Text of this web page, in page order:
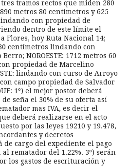
tramos rectos que miden 280
metros 80 centímetros y 625
con propiedad de
dentro de este límite el
Flores, hoy Ruta Nacional 14;
30 centímetros lindando con
NOROESTE: 1712 metros 60
propiedad de Marcelino
lindando con curso de Arroyo
campo propiedad de Salvador
1º) el mejor postor deberá
seña el 30% de su oferta así
mas IVA, es decir el
deberá realizarse en el acto
por las leyes 19210 y 19.478,
y decretos
de cargo del expediente el pago
rematador del 1.22%. 3º) serán
los gastos de escrituración y